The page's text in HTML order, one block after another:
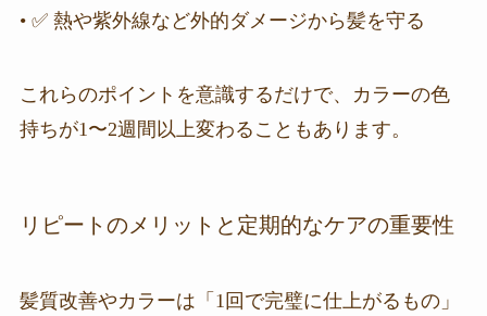
• ✅ 熱や紫外線など外的ダメージから髪を守る
これらのポイントを意識するだけで、カラーの色
持ちが1〜2週間以上変わることもあります。
リピートのメリットと定期的なケアの重要性
髪質改善やカラーは「1回で完璧に仕上がるもの」